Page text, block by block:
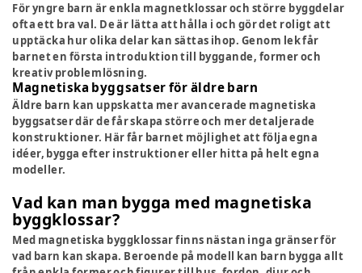
För yngre barn är enkla magnetklossar och större byggdelar
ofta ett bra val. De är lätta att hålla i och gör det roligt att
upptäcka hur olika delar kan sättas ihop. Genom lek får
barnet en första introduktion till byggande, former och
kreativ problemlösning.
Magnetiska byggsatser för äldre barn
Äldre barn kan uppskatta mer avancerade magnetiska
byggsatser där de får skapa större och mer detaljerade
konstruktioner. Här får barnet möjlighet att följa egna
idéer, bygga efter instruktioner eller hitta på helt egna
modeller.
Vad kan man bygga med magnetiska
byggklossar?
Med magnetiska byggklossar finns nästan inga gränser för
vad barn kan skapa. Beroende på modell kan barn bygga allt